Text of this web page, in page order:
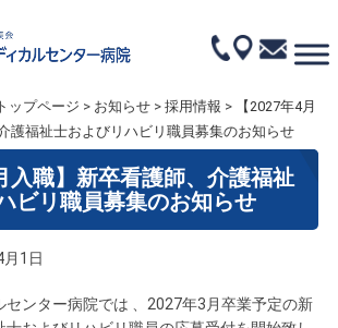
ップページ お知らせ 採用情報
【2027年4月
護福祉士およびリハビリ職員募集のお知らせ
入職】新卒看護師、介護福祉
ビリ職員募集のお知らせ
1日
センター病院では 、2027年3月卒業予定の新